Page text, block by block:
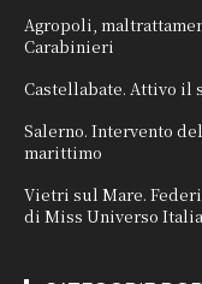
Agropoli,
Carabinieri
Castellabate. Attivo il
Salerno. Intervento
marittimo
Vietri sul Mare.
di Miss Universo Italia